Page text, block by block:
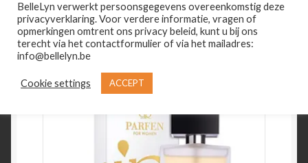
Winkel
Contact
Wie is Belle-Lyn ?
Toont alle 2 resultaten
BelleLyn verwerkt persoonsgegevens overeenkomstig deze
privacyverklaring. Voor verdere informatie, vragen of
opmerkingen omtrent ons privacy beleid, kunt u bij ons
terecht via het contactformulier of via het mailadres:
info@bellelyn.be
Cookie settings ACCEPT